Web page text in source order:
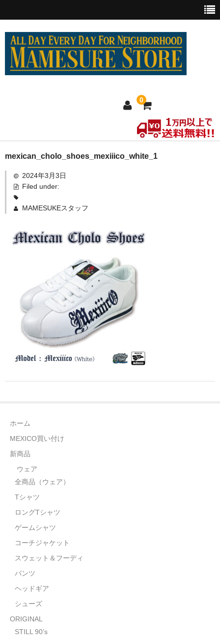
0
ホーム
MEXICO買い付け
新商品
全商品（ウェア）
ロングTシャツ
ゲームシャツ
コーチジャケット
スウェット＆フーディ
パンツ
ヘッドギア
ORIGINAL
STILL 90’s
Brown Pride
全商品（ORIGINAL）
ハニーカムトライプ
天ぷらまめすけ
C D / D V D
全商品（CD/DVD）
mexican_cholo_shoes_mexiiico_white_1
2024年3月3日
Filed under:
MAMESUKEスタッフ
ホーム
MEXICO買い付け
新商品
ウェア
全商品（ウェア）
Tシャツ
ロングTシャツ
ゲームシャツ
コーチジャケット
スウェット＆フーディ
パンツ
ヘッドギア
シューズ
ORIGINAL
STILL 90’s